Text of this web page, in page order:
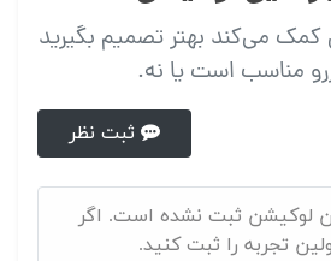
کمک می‌کند بهتر تصمیم بگیرید
مناسب است یا نه.
لوکیشن ثبت نشده است. اگر
تجربه را ثبت کنید.